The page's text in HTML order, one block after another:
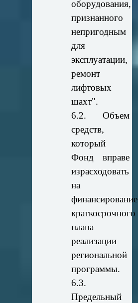
оборудования,
признанного
непригодным
для
эксплуатации,
ремонт
лифтовых
шахт".
6.2. Объем
средств,
который
Фонд вправе
израсходовать
на
финансирование
краткосрочного
плана
реализации
региональной
программы.
6.3.
Предельный